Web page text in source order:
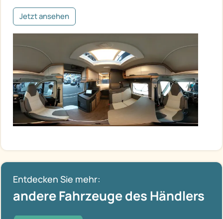
Jetzt ansehen
Entdecken Sie mehr:
andere Fahrzeuge des Händlers